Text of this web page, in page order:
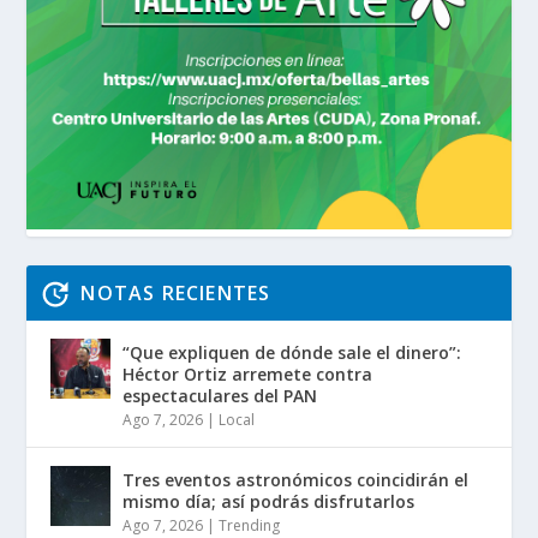
NOTAS RECIENTES
“Que expliquen de dónde sale el dinero”:
Héctor Ortiz arremete contra
espectaculares del PAN
Ago 7, 2026 | Local
Tres eventos astronómicos coincidirán el
mismo día; así podrás disfrutarlos
Ago 7, 2026 |Trending